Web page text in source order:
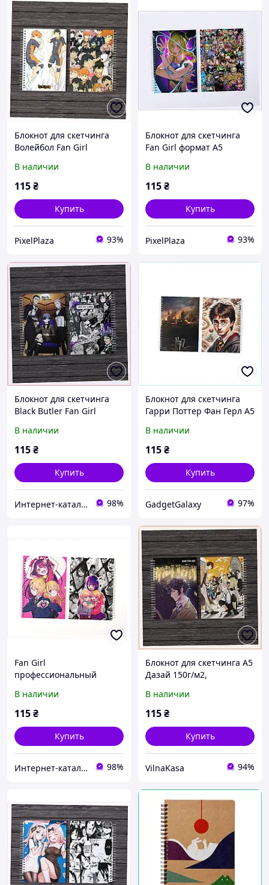
Блокнот для скетчинга
Волейбол Fan Girl
В наличии
115₴
Купить
PixelPlaza 93%
Блокнот для скетчинга
Fan Girl формат А5
В наличии
115₴
Купить
PixelPlaza 93%
Блокнот для скетчинга
Black Butler Fan Girl
В наличии
115₴
Купить
Инте​рнет​-кат​алог ск​​идок "BAGSPACE" 98%
Блокнот для скетчинга
Гарри Поттер Фан Герл А5
В наличии
115₴
Купить
GadgetGalaxy 97%
Fan Girl
профессиональный
A8174P303A
В наличии
115₴
Купить
Интер​​нет-кат​алог с​​ки​​док "Модна Лавка" 98%
Блокнот для скетчинга А5
Дазай 150г/м2,
В наличии
115₴
Купить
VilnaKasa 94%